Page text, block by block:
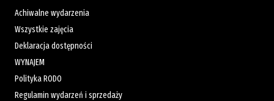
Achiwalne wydarzenia
Wszystkie zajęcia
Deklaracja dostępności
WYNAJEM
Polityka RODO
Regulamin wydarzeń i sprzedaży